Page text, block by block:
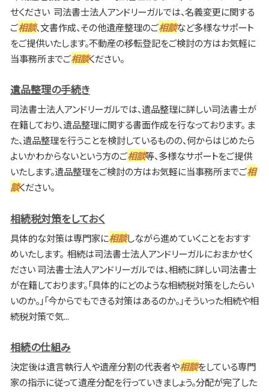
せください 司法書士法人アンドリーガルでは、名義変更に関する
ご相談、文書作成、その他遺産整理のご相談など多様なサポート
をご提供いたします。不動産の移転登記をご検討の方はお気軽に
当事務所までご相談ください。
遺品整理の手続き
司法書士法人アンドリーガルでは、遺品整理に詳しい司法書士が
在籍しており、遺品整理に関する書面作成を行なっております。 ま
た、遺品整理を行うことを検討しているものの、何からはじめたら
よいかわからないという方のご相談等、多様なサポートをご提供
いたします。遺品整理をご検討の方はお気軽に当事務所までご相
談ください。
相続税対策をしておく
具体的な対策は専門家に相談しながら進めていくことをおすす
めいたします。 相続は司法書士法人アンドリーガルにおまかせく
ださい 司法書士法人アンドリーガルでは、相続に詳しい司法書士
が在籍しております。「具体的にどのような相続税対策をしたらい
いのか。」「今からでもできる対策はあるのか。」そういった相続や相
続税対策で気...
相続の仕組み
決定後は遺言執行人や遺産分割の代表者や相談をしている専門
家の指示に従って遺産分配を行っていきましょう。分配が完了した